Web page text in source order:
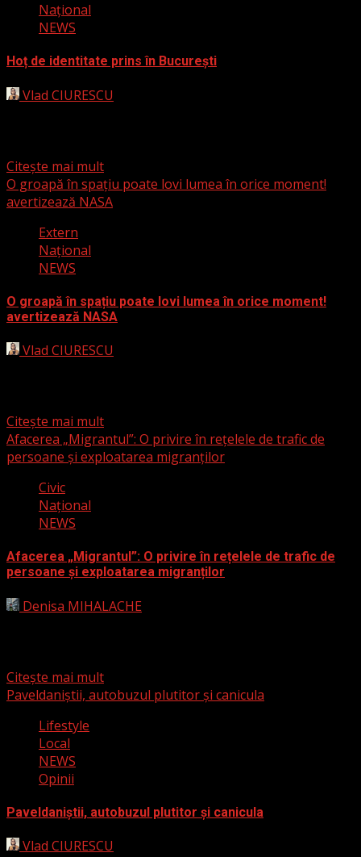
Naţional
NEWS
Hoț de identitate prins în București
Vlad CIURESCU
Citește mai mult
O groapă în spațiu poate lovi lumea în orice moment!
avertizează NASA
Extern
Naţional
NEWS
O groapă în spațiu poate lovi lumea în orice moment!
avertizează NASA
Vlad CIURESCU
Citește mai mult
Afacerea „Migrantul”: O privire în rețelele de trafic de
persoane și exploatarea migranților
Civic
Naţional
NEWS
Afacerea „Migrantul”: O privire în rețelele de trafic de
persoane și exploatarea migranților
Denisa MIHALACHE
Citește mai mult
Paveldaniștii, autobuzul plutitor și canicula
Lifestyle
Local
NEWS
Opinii
Paveldaniștii, autobuzul plutitor și canicula
Vlad CIURESCU